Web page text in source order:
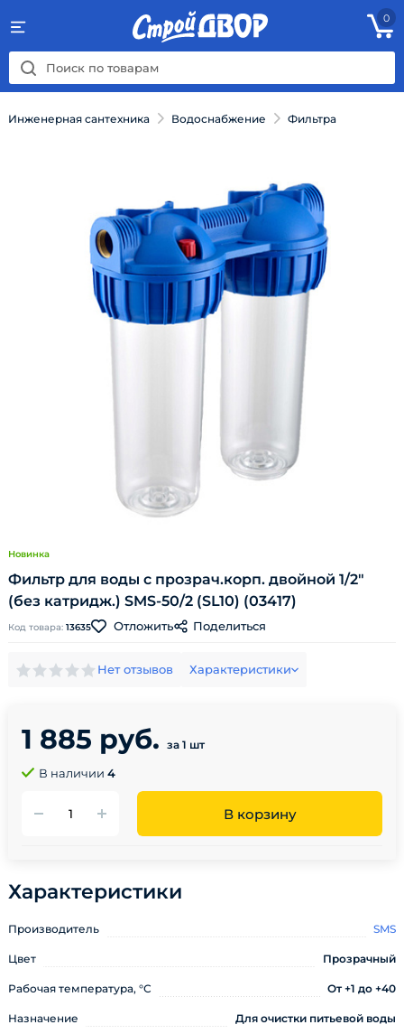
0
Инженерная сантехника Водоснабжение Фильтра
Новинка
Фильтр для воды с прозрач.корп. двойной 1/2"
(без катридж.) SMS-50/2 (SL10) (03417)
Код товара: 13635 Отложить Поделиться
Нет отзывов Характеристики
1 885 руб. за 1 шт
В наличии 4
В корзину
Характеристики
Производитель SMS
Цвет Прозрачный
Рабочая температура, °С От +1 до +40
Назначение Для очистки питьевой воды